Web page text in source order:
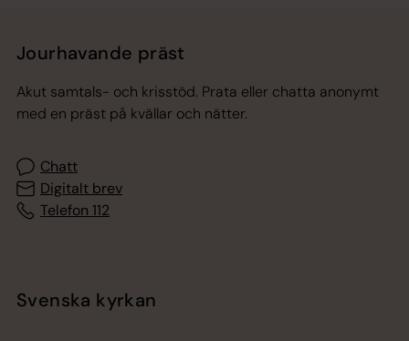
Jourhavande präst
Akut samtals- och krisstöd. Prata eller chatta anonymt
med en präst på kvällar och nätter.
Chatt
Digitalt brev
Telefon 112
Svenska kyrkan